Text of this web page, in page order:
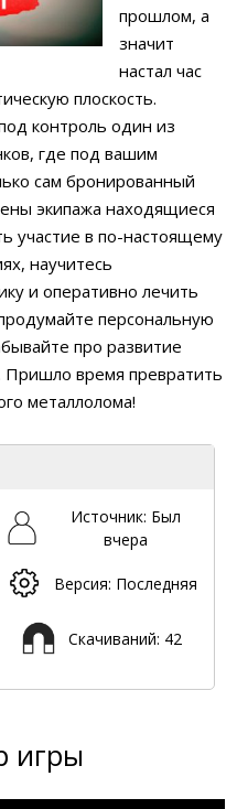
прошлом, а
значит
настал час
плоскость.
контроль один из
где под вашим
сам бронированный
экипажа находящиеся
участие в по-настоящему
научитесь
и оперативно лечить
персональную
про развитие
время превратить
металлолома!
Источник: Был
вчера
Версия: Последняя
Скачиваний: 42
игры